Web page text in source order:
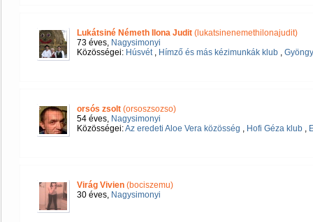
Lukátsiné Németh Ilona Judit (lukatsinenemethilonajudit)
73 éves, Nagysimonyi
Közösségei: Húsvét, Hímző és más kézimunkák klub ,
orsós zsolt (orsoszsozso)
54 éves, Nagysimonyi
Közösségei:Az eredeti Aloe Vera közösség , Hofi Géza klub ,
Virág Vivien (bociszemu)
30 éves, Nagysimonyi